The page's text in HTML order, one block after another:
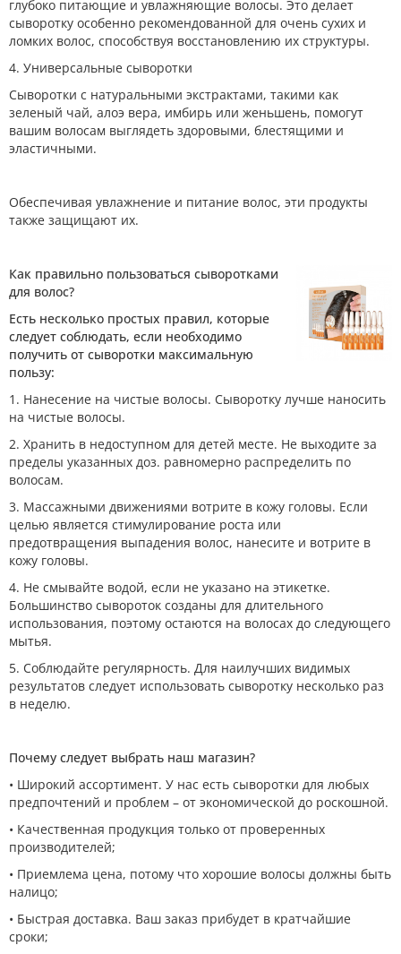
глубоко питающие и увлажняющие волосы. Это делает
сыворотку особенно рекомендованной для очень сухих и
ломких волос, способствуя восстановлению их структуры.
4. Универсальные сыворотки
Сыворотки с натуральными экстрактами, такими как
зеленый чай, алоэ вера, имбирь или женьшень, помогут
вашим волосам выглядеть здоровыми, блестящими и
эластичными.
Обеспечивая увлажнение и питание волос, эти продукты
также защищают их.
Как правильно пользоваться сыворотками
для волос?
Есть несколько простых правил, которые
следует соблюдать, если необходимо
получить от сыворотки максимальную
пользу:
1. Нанесение на чистые волосы. Сыворотку лучше наносить
на чистые волосы.
2. Хранить в недоступном для детей месте. Не выходите за
пределы указанных доз. равномерно распределить по
волосам.
3. Массажными движениями вотрите в кожу головы. Если
целью является стимулирование роста или
предотвращения выпадения волос, нанесите и вотрите в
кожу головы.
4. Не смывайте водой, если не указано на этикетке.
Большинство сывороток созданы для длительного
использования, поэтому остаются на волосах до следующего
мытья.
5. Соблюдайте регулярность. Для наилучших видимых
результатов следует использовать сыворотку несколько раз
в неделю.
Почему следует выбрать наш магазин?
• Широкий ассортимент. У нас есть сыворотки для любых
предпочтений и проблем – от экономической до роскошной.
• Качественная продукция только от проверенных
производителей;
• Приемлема цена, потому что хорошие волосы должны быть
налицо;
• Быстрая доставка. Ваш заказ прибудет в кратчайшие
сроки;